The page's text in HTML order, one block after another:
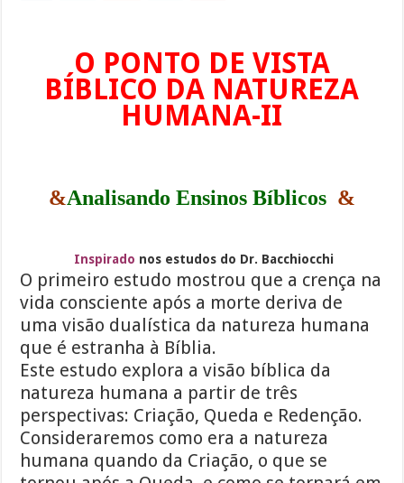
O PONTO DE VISTA
BÍBLICO DA NATUREZA
HUMANA-II
&Analisando Ensinos Bíblicos &
Inspirado nos estudos do Dr. Bacchiocchi
O primeiro estudo mostrou que a crença na
vida consciente após a morte deriva de
uma visão dualística da natureza humana
que é estranha à Bíblia.
Este estudo explora a visão bíblica da
natureza humana a partir de três
perspectivas: Criação, Queda e Redenção.
Consideraremos como era a natureza
humana quando da Criação, o que se